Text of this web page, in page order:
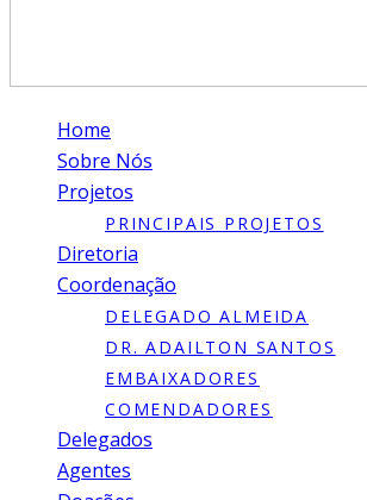
Home
Sobre Nós
Projetos
PRINCIPAIS PROJETOS
Diretoria
Coordenação
DELEGADO ALMEIDA
DR. ADAILTON SANTOS
EMBAIXADORES
COMENDADORES
Delegados
Agentes